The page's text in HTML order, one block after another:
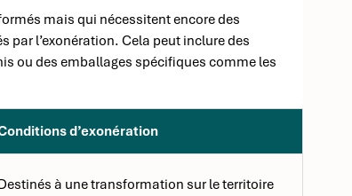
mais qui nécessitent encore des
l’exonération. Cela peut inclure des
ou des emballages spécifiques comme les
d’exonération
à une transformation sur le territoire